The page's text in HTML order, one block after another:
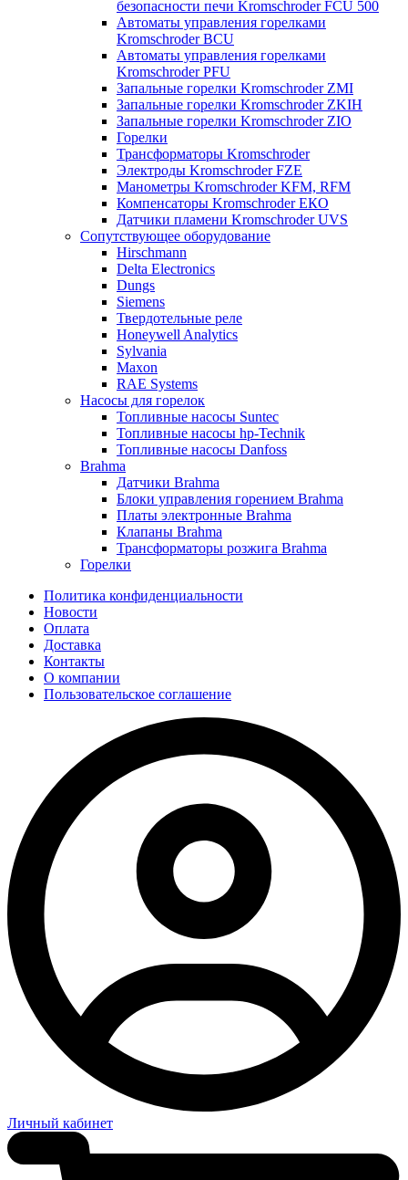
безопасности печи Kromschroder FCU 500
Автоматы управления горелками
Kromschroder BCU
Автоматы управления горелками
Kromschroder PFU
Запальные горелки Kromschroder ZМI
Запальные горелки Kromschroder ZKIH
Запальные горелки Kromschroder ZIO
Горелки
Трансформаторы Kromschroder
Электроды Kromschroder FZE
Манометры Kromschroder KFM, RFM
Компенсаторы Kromschroder ЕКО
Датчики пламени Kromschroder UVS
Сопутствующее оборудование
Hirschmann
Delta Electronics
Dungs
Siemens
Твердотельные реле
Honeywell Analytics
Sylvania
Maxon
RAE Systems
Насосы для горелок
Топливные насосы Suntec
Топливные насосы hp-Technik
Топливные насосы Danfoss
Brahma
Датчики Brahma
Блоки управления горением Brahma
Платы электронные Brahma
Клапаны Brahma
Трансформаторы розжига Brahma
Горелки
Политика конфиденциальности
Новости
Оплата
Доставка
Контакты
О компании
Пользовательское соглашение
Личный кабинет